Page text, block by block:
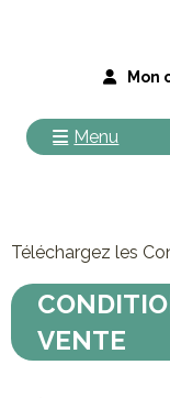
Mon
Menu
Téléchargez les
VENTE